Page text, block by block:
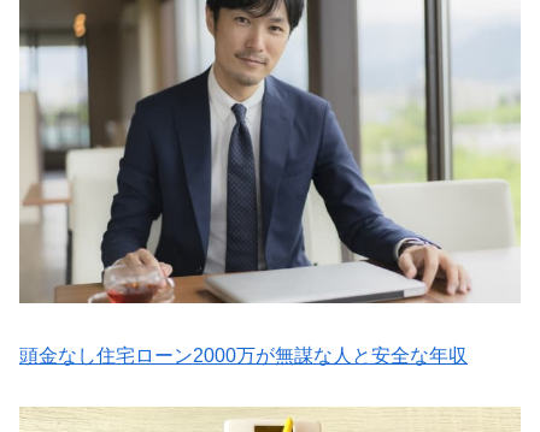
頭金なし住宅ローン2000万が無謀な人と安全な年収